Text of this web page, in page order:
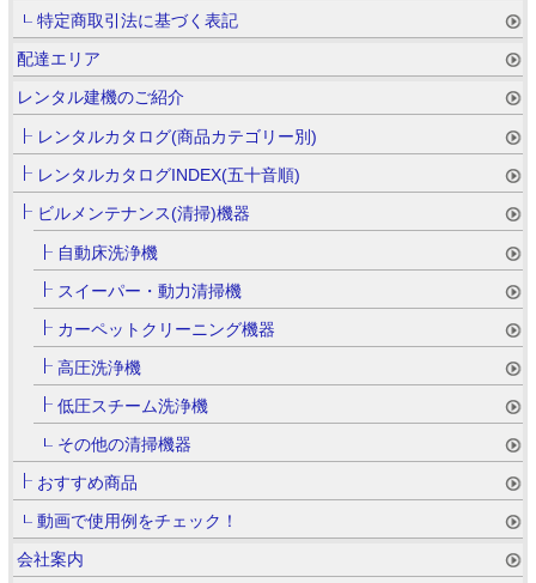
特定商取引法に基づく表記
配達エリア
レンタル建機のご紹介
レンタルカタログ(商品カテゴリー別)
レンタルカタログINDEX(五十音順)
ビルメンテナンス(清掃)機器
自動床洗浄機
スイーパー・動力清掃機
カーペットクリーニング機器
高圧洗浄機
低圧スチーム洗浄機
その他の清掃機器
おすすめ商品
動画で使用例をチェック！
会社案内